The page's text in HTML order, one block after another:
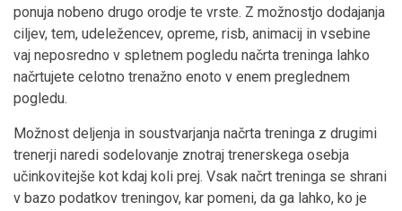
ponuja nobeno drugo orodje te vrste. Z možnostjo dodajanja
ciljev, tem, udeležencev, opreme, risb, animacij in vsebine
vaj neposredno v spletnem pogledu načrta treninga lahko
načrtujete celotno trenažno enoto v enem preglednem
pogledu.
Možnost deljenja in soustvarjanja načrta treninga z drugimi
trenerji naredi sodelovanje znotraj trenerskega osebja
učinkovitejše kot kdaj koli prej. Vsak načrt treninga se shrani
v bazo podatkov treningov, kar pomeni, da ga lahko, ko je